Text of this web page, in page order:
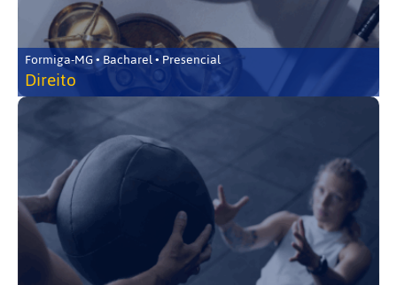
Formiga-MG • Bacharel • Presencial
Direito